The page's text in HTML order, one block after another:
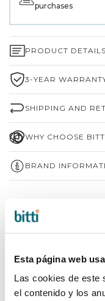
Esta página web
Las cookies de este
el contenido y los
purchases
PRODUCT DETAILS
3-YEAR
SHIPPING AND
WHY CHOOSE
BRAND